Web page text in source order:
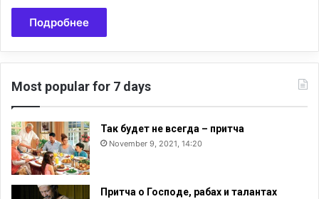
Подробнее
Most popular for 7 days
Так будет не всегда – притча
November 9, 2021, 14:20
Притча о Господе, рабах и талантах